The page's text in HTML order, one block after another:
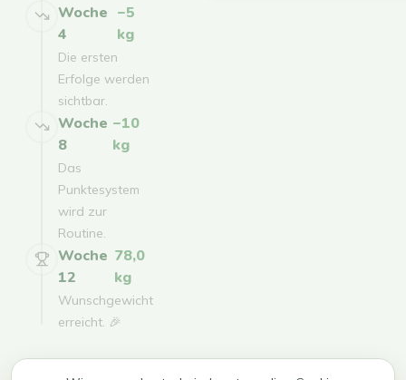
Woche
4
−5
kg
Die ersten
Erfolge werden
sichtbar.
Woche
8
−10
kg
Das
Punktesystem
wird zur
Routine.
Woche
12
78,0
kg
Wunschgewicht
erreicht. 🎉